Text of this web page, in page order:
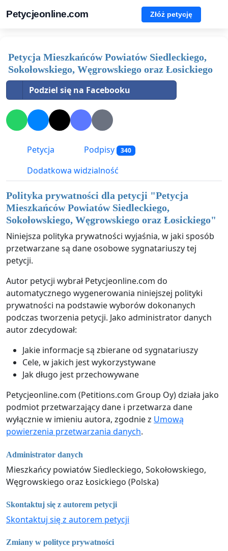
Petycjeonline.com Złóż petycję
Petycja Mieszkańców Powiatów Siedleckiego,
Sokołowskiego, Węgrowskiego oraz Łosickiego
Podziel się na Facebooku
Petycja Podpisy 340
Dodatkowa widzialność
Polityka prywatności dla petycji "Petycja
Mieszkańców Powiatów Siedleckiego,
Sokołowskiego, Węgrowskiego oraz Łosickiego"
Niniejsza polityka prywatności wyjaśnia, w jaki sposób
przetwarzane są dane osobowe sygnatariuszy tej
petycji.
Autor petycji wybrał Petycjeonline.com do
automatycznego wygenerowania niniejszej polityki
prywatności na podstawie wyborów dokonanych
podczas tworzenia petycji. Jako administrator danych
autor zdecydował:
Jakie informacje są zbierane od sygnatariuszy
Cele, w jakich jest wykorzystywane
Jak długo jest przechowywane
Petycjeonline.com (Petitions.com Group Oy) działa jako
podmiot przetwarzający dane i przetwarza dane
wyłącznie w imieniu autora, zgodnie z Umową
powierzenia przetwarzania danych.
Administrator danych
Mieszkańcy powiatów Siedleckiego, Sokołowskiego,
Węgrowskiego oraz Łosickiego (Polska)
Skontaktuj się z autorem petycji
Skontaktuj się z autorem petycji
Zmiany w polityce prywatności